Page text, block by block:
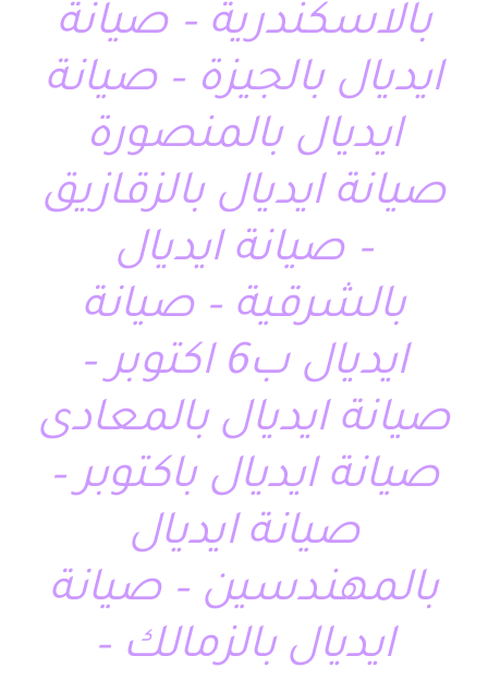
بالاسكندرية – صيانة
ايديال بالجيزة – صيانة
ايديال بالمنصورة
صيانة ايديال بالزقازيق
– صيانة ايديال
بالشرقية – صيانة
ايديال ب6 اكتوبر –
صيانة ايديال بالمعادى
صيانة ايديال باكتوبر –
صيانة ايديال
بالمهندسين – صيانة
ايديال بالزمالك –